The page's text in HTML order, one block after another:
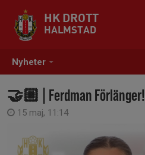
Nyheter
HK DROTT
HALMSTAD
🤝🏼 | Ferdman Förlänger!
15 maj, 11:14